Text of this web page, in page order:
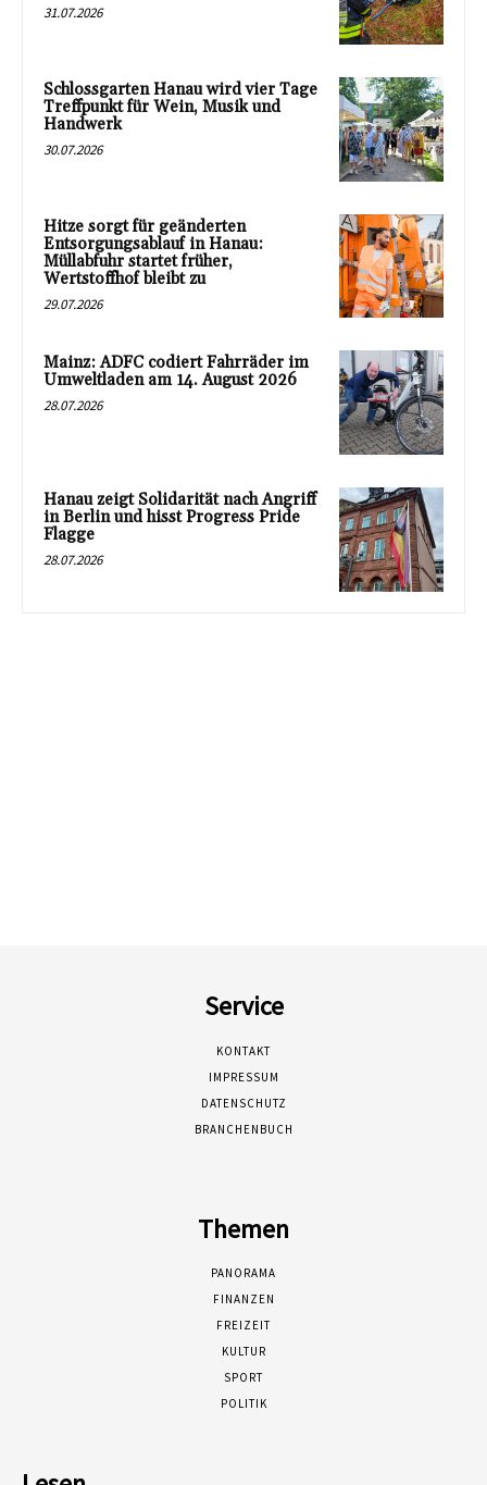
31.07.2026
Schlossgarten Hanau wird vier Tage
Treffpunkt für Wein, Musik und
Handwerk
30.07.2026
Hitze sorgt für geänderten
Entsorgungsablauf in Hanau:
Müllabfuhr startet früher,
Wertstoffhof bleibt zu
29.07.2026
Mainz: ADFC codiert Fahrräder im
Umweltladen am 14. August 2026
28.07.2026
Hanau zeigt Solidarität nach Angriff
in Berlin und hisst Progress Pride
Flagge
28.07.2026
Service
KONTAKT
IMPRESSUM
DATENSCHUTZ
BRANCHENBUCH
Themen
PANORAMA
FINANZEN
FREIZEIT
KULTUR
SPORT
POLITIK